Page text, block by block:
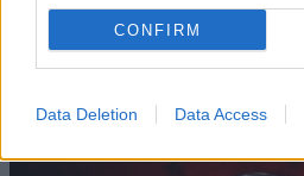
CONFIRM
Data Deletion Data Access
22 Giugno 2025, 5:50